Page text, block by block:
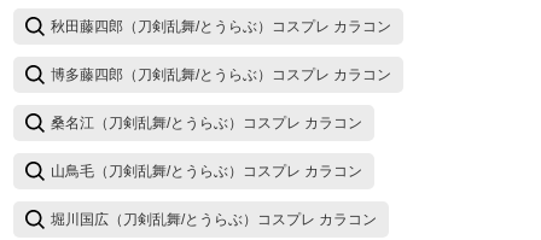
秋田藤四郎（刀剣乱舞/とうらぶ）コスプレ カラコン
博多藤四郎（刀剣乱舞/とうらぶ）コスプレ カラコン
桑名江（刀剣乱舞/とうらぶ）コスプレ カラコン
山鳥毛（刀剣乱舞/とうらぶ）コスプレ カラコン
堀川国広（刀剣乱舞/とうらぶ）コスプレ カラコン